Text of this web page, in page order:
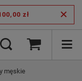
zł
męskie